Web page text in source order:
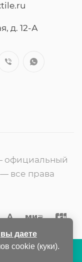
В КОРЗИНУ
д. 12-А
официальный
все права
вы даете
cookie (куки).